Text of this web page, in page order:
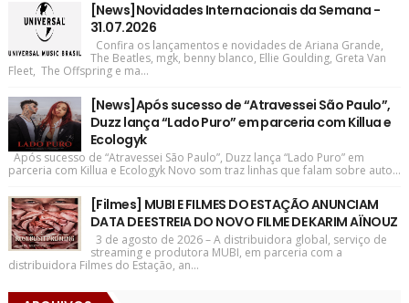
[News]Novidades Internacionais da Semana -
31.07.2026
Confira os lançamentos e novidades de Ariana Grande,
The Beatles, mgk, benny blanco, Ellie Goulding, Greta Van
Fleet, The Offspring e ma...
[News]Após sucesso de “Atravessei São Paulo”,
Duzz lança “Lado Puro” em parceria com Killua e
Ecologyk
Após sucesso de “Atravessei São Paulo”, Duzz lança “Lado Puro” em
parceria com Killua e Ecologyk Novo som traz linhas que falam sobre auto...
[Filmes] MUBI E FILMES DO ESTAÇÃO ANUNCIAM
DATA DE ESTREIA DO NOVO FILME DE KARIM AÏNOUZ
3 de agosto de 2026 – A distribuidora global, serviço de
streaming e produtora MUBI, em parceria com a
distribuidora Filmes do Estação, an...